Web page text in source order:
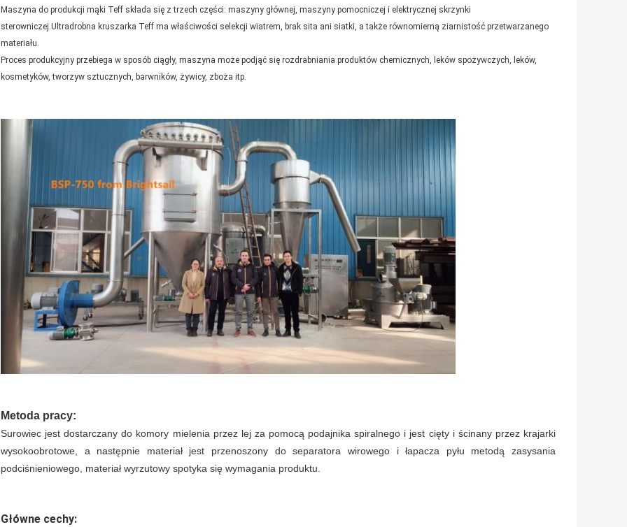
Maszyna do produkcji mąki Teff składa się z trzech części: maszyny głównej, maszyny pomocniczej i elektrycznej skrzynki
sterowniczej.Ultradrobna kruszarka Teff ma właściwości selekcji wiatrem, brak sita ani siatki, a także równomierną ziarnistość przetwarzanego
materiału.
Proces produkcyjny przebiega w sposób ciągły, maszyna może podjąć się rozdrabniania produktów chemicznych, leków spożywczych, leków,
kosmetyków, tworzyw sztucznych, barwników, żywicy, zboża itp.
Metoda pracy:
Surowiec jest dostarczany do komory mielenia przez lej za pomocą podajnika spiralnego i jest cięty i ścinany przez krajarki
wysokoobrotowe, a następnie materiał jest przenoszony do separatora wirowego i łapacza pyłu metodą zasysania
podciśnieniowego, materiał wyrzutowy spotyka się wymagania produktu.
Główne cechy: